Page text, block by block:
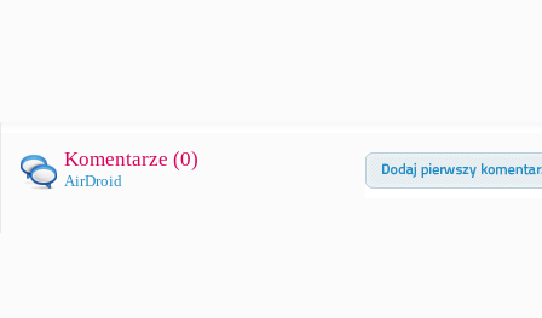
Komentarze (0)
AirDroid